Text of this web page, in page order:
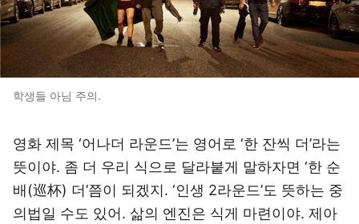
학생들 아님 주의.
영화 제목 ‘어나더 라운드’는 영어로 ‘한 잔씩 더’라는
뜻이야. 좀 더 우리 식으로 달라붙게 말하자면 ‘한 순
배(巡杯) 더’쯤이 되겠지. ‘인생 2라운드’도 뜻하는 중
의법일 수도 있어. 삶의 엔진은 식게 마련이야. 제아